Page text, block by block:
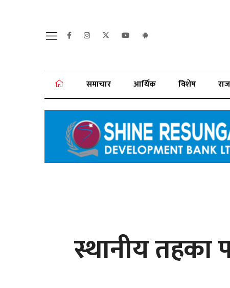
समाचार आर्थिक विशेष
स्थानीय तहका